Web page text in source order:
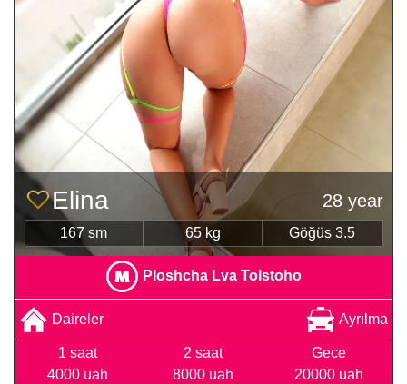
Elina 28 year
167 sm 65 kg Göğüs 3.5
Ploshcha Lva Tolstoho
Daireler Ayrılma
1 saat
4000 uah
2 saat
8000 uah
Gece
20000 uah